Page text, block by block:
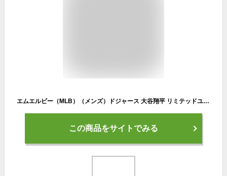
エムエルビー（MLB）（メンズ）ドジャース 大谷翔平 リミテッドユニフォーム ロード グレー LM25-LDRD-LD9-HU4
この商品をサイトでみる